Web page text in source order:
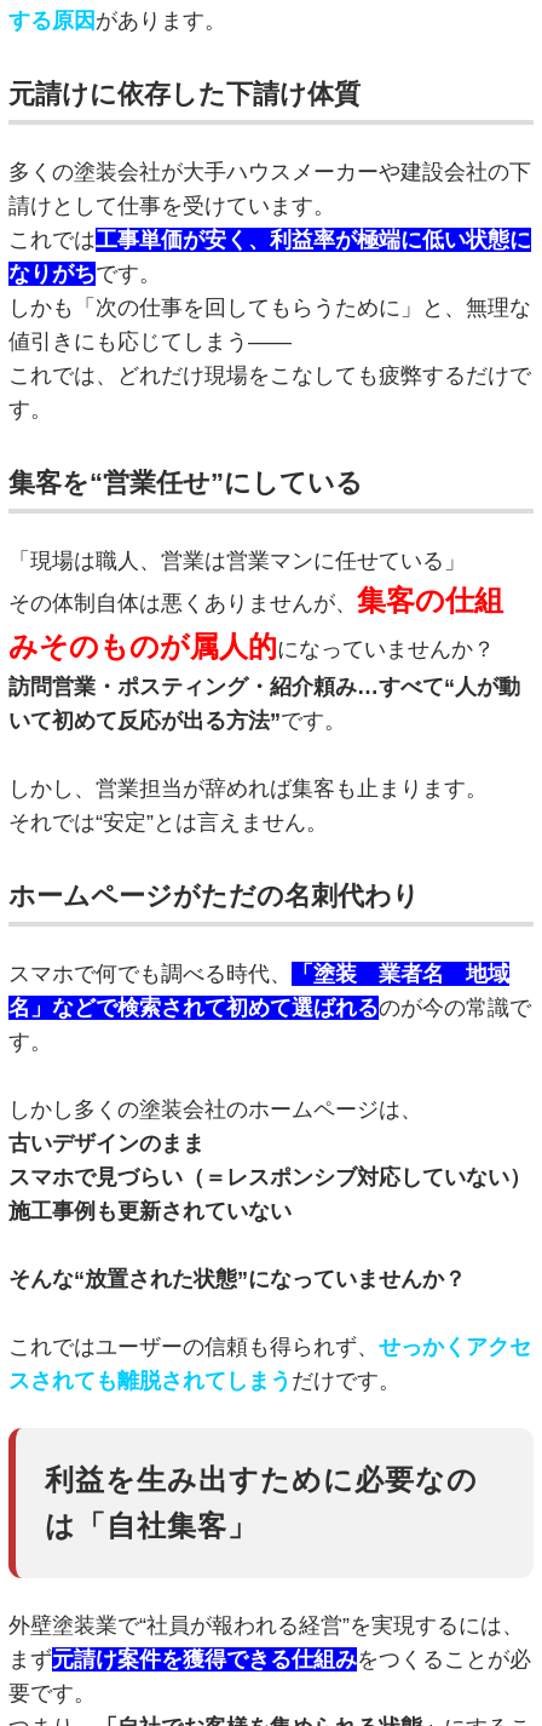
する原因 があります。
元請けに依存した下請け体質
多くの塗装会社が大手ハウスメーカーや建設会社の下
請けとして仕事を受けています。
これでは工事単価が安く、利益率が極端に低い状態に
なりがちです。
しかも「次の仕事を回してもらうために」と、無理な
値引きにも応じてしまう——
これでは、どれだけ現場をこなしても疲弊するだけで
す。
集客を“営業任せ”にしている
「現場は職人、営業は営業マンに任せている」
その体制自体は悪くありませんが、集客の仕組
みそのものが属人的になっていませんか？
訪問営業・ポスティング・紹介頼み…すべて“人が動
いて初めて反応が出る方法”です。
しかし、営業担当が辞めれば集客も止まります。
それでは“安定”とは言えません。
ホームページがただの名刺代わり
スマホで何でも調べる時代、
「塗装 業者名 地域
名」などで検索されて初めて選ばれるのが今の常識で
す。
しかし多くの塗装会社のホームページは、
古いデザインのまま
スマホで見づらい（＝レスポンシブ対応していない）
施工事例も更新されていない
そんな“放置された状態”になっていませんか？
これではユーザーの信頼も得られず、せっかくアクセ
スされても離脱されてしまう だけです。
利益を生み出すために必要なの
は「自社集客」
外壁塗装業で“社員が報われる経営”を実現するには、
まず元請け案件を獲得できる仕組みをつくることが必
要です。